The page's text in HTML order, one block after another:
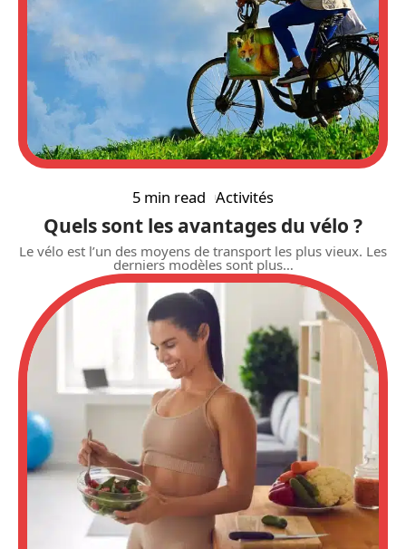
5 min read Activités
Quels sont les avantages du vélo ?
Le vélo est l’un des moyens de transport les plus vieux. Les
derniers modèles sont plus…